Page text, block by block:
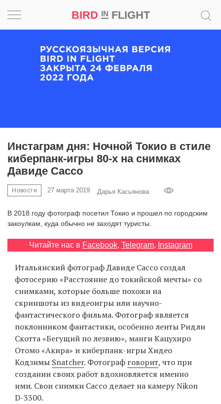
BIRD INFLIGHT
Инстаграм дня: Ночной Токио в стиле
киберпанк-игры 80-х на снимках
Давиде Сассо
Новости 27 марта 2019 Дарья Касьянова
В 2018 году фотограф посетил Токио и прошел по городским
закоулкам, куда обычно не заходят туристы.
Читайте нас в Facebook, Telegram, Instagram
Итальянский фотограф Давиде Сассо создал
фотосерию «Расстояние до токийской мечты» со
снимками, которые больше похожи на
скриншоты из видеоигры или научно-
фантастического фильма. Фотограф является
поклонником фантастики, особенно ленты Ридли
Скотта «Бегущий по лезвию», манги Кацухиро
Отомо «Акира» и киберпанк-игры Хидео
Кодзимы Snatcher. Фотограф говорит, что при
создании своих работ вдохновляется именно
ими. Свои снимки Сассо делает на камеру Nikon
D-3300.